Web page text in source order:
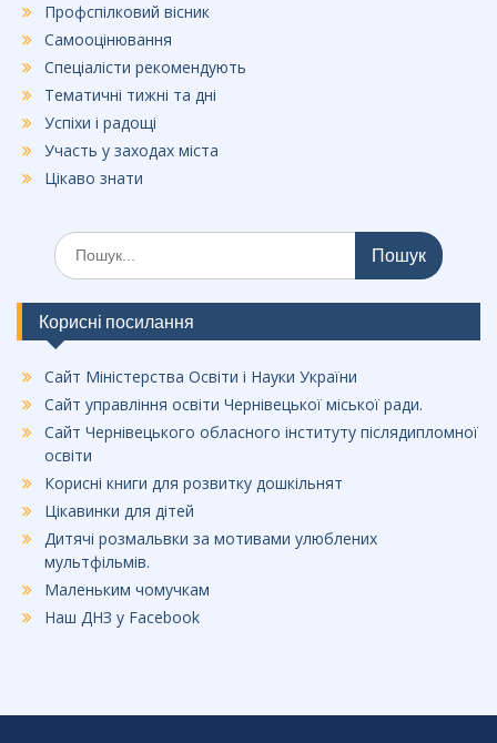
Профспілковий вісник
Самооцінювання
Спеціалісти рекомендують
Тематичні тижні та дні
Успіхи і радощі
Участь у заходах міста
Цікаво знати
Шукати:
Корисні посилання
Сайт Міністерства Освіти і Науки України
Сайт управління освіти Чернівецької міської ради.
Сайт Чернівецького обласного інституту післядипломної
освіти
Корисні книги для розвитку дошкільнят
Цікавинки для дітей
Дитячі розмальвки за мотивами улюблених
мультфільмів.
Маленьким чомучкам
Наш ДНЗ у Facebook